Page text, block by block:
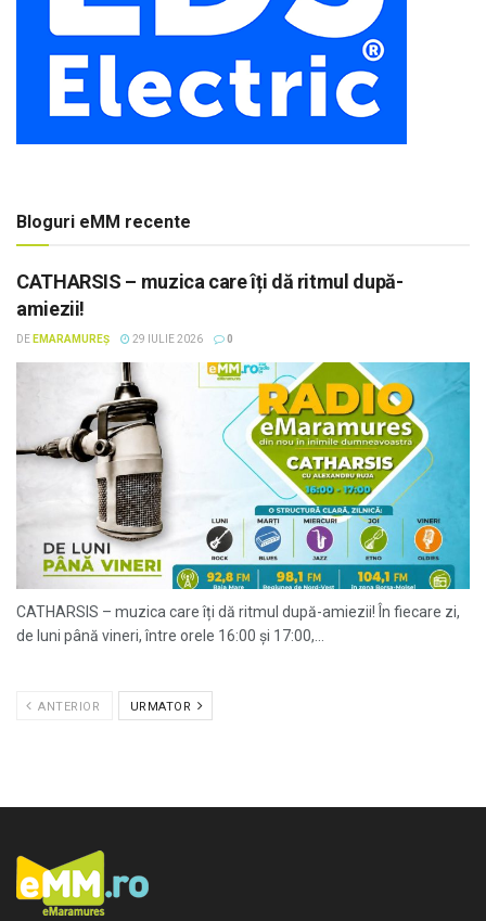
Bloguri eMM recente
CATHARSIS – muzica care îți dă ritmul după-
amiezii!
DE EMARAMUREȘ 29 IULIE 2026 0
CATHARSIS – muzica care îți dă ritmul după-amiezii! În fiecare zi,
de luni până vineri, între orele 16:00 și 17:00,...
ANTERIOR URMATOR